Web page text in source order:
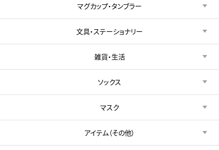
マグカップ・タンブラー
文具・ステーショナリー
雑貨・生活
ソックス
マスク
アイテム（その他）